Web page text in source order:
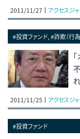
2011/11/27 アクセスジ
#投資ファンド, #詐欺（行為
2011/11/25 アクセスジ
#投資ファンド